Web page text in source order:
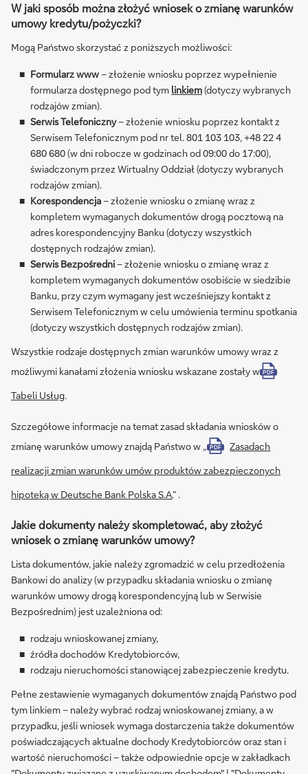
W jaki sposób można złożyć wniosek o zmianę warunków
umowy kredytu/pożyczki?
Mogą Państwo skorzystać z poniższych możliwości:
Formularz www– złożenie wniosku poprzez wypełnienie
formularza dostępnego pod tym linkiem(dotyczy wybranych
rodzajów zmian).
Serwis Telefoniczny– złożenie wniosku poprzez kontakt z
Serwisem Telefonicznym pod nr tel. 801 103 103, +48 22 4
680 680 (w dni robocze w godzinach od 09:00 do 17:00),
świadczonym przez Wirtualny Oddział (dotyczy wybranych
rodzajów zmian).
Korespondencja– złożenie wniosku o zmianę wraz z
kompletem wymaganych dokumentów drogą pocztową na
adres korespondencyjny Banku (dotyczy wszystkich
dostępnych rodzajów zmian).
Serwis Bezpośredni– złożenie wniosku o zmianę wraz z
kompletem wymaganych dokumentów osobiście w siedzibie
Banku, przy czym wymagany jest wcześniejszy kontakt z
Serwisem Telefonicznym w celu umówienia terminu spotkania
(dotyczy wszystkich dostępnych rodzajów zmian).
Wszystkie rodzaje dostępnych zmian warunków umowy wraz z
możliwymi kanałami złożenia wniosku wskazane zostały w PDF
Tabeli Usług.
Szczegółowe informacje na temat zasad składania wniosków o
zmianę warunków umowy znajdą Państwo w „
PDF
Zasadach
realizacji zmian warunków umów produktów zabezpieczonych
hipoteką w Deutsche Bank Polska S.A.” .
Jakie dokumenty należy skompletować, aby złożyć
wniosek o zmianę warunków umowy?
Lista dokumentów, jakie należy zgromadzić w celu przedłożenia
Bankowi do analizy (w przypadku składania wniosku o zmianę
warunków umowy drogą korespondencyjną lub w Serwisie
Bezpośrednim) jest uzależniona od:
rodzaju wnioskowanej zmiany,
źródła dochodów Kredytobiorców,
rodzaju nieruchomości stanowiącej zabezpieczenie kredytu.
Pełne zestawienie wymaganych dokumentów znajdą Państwo pod
tym linkiem – należy wybrać rodzaj wnioskowanej zmiany, a w
przypadku, jeśli wniosek wymaga dostarczenia także dokumentów
poświadczających aktualne dochody Kredytobiorców oraz stan i
wartość nieruchomości – także odpowiednie opcje w zakładkach